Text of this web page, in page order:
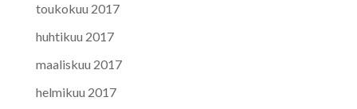
toukokuu 2017
huhtikuu 2017
maaliskuu 2017
helmikuu 2017